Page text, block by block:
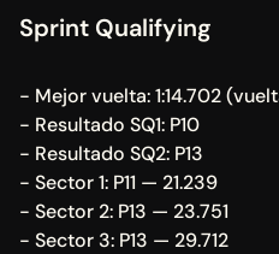
Sprint Qualifying
- Mejor vuelta: 1:14.702
- Resultado SQ1: P10
- Resultado SQ2: P13
- Sector 1: P11 — 21.239
- Sector 2: P13 — 23.751
- Sector 3: P13 — 29.712